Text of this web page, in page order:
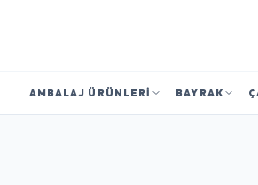
AMBALAJ ÜRÜNLERI BAYRAK